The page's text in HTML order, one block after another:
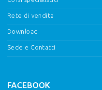
Rete di vendita
Download
Sede e Contatti
FACEBOOK